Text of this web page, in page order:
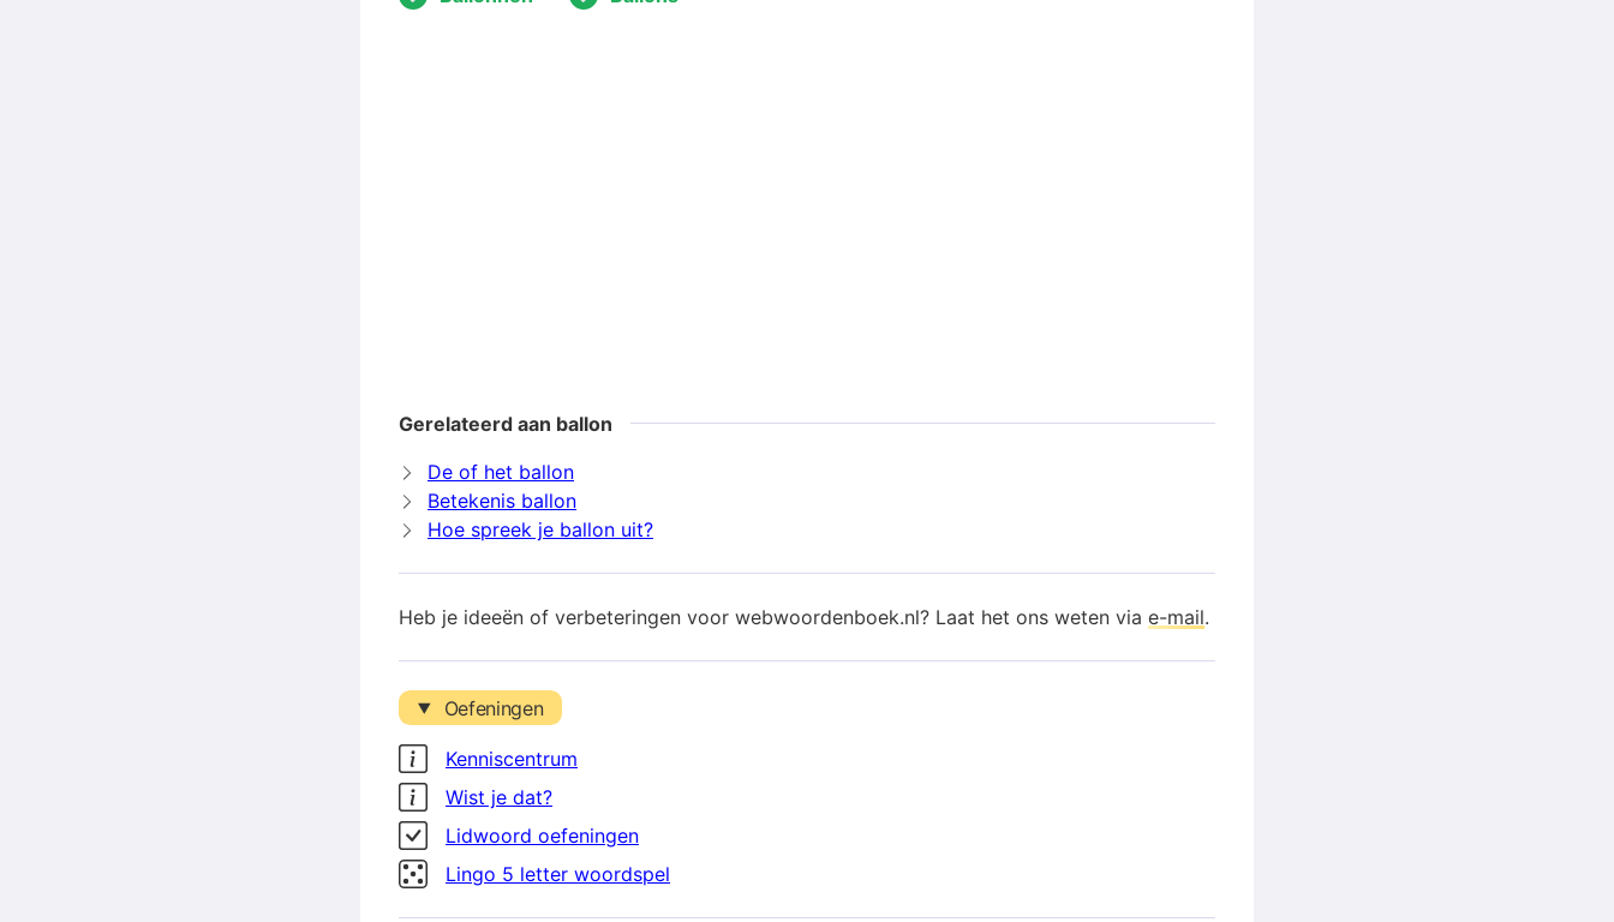
Gerelateerd aan ballon
De of het ballon
Betekenis ballon
Hoe spreek je ballon uit?
Heb je ideeën of verbeteringen voor webwoordenboek.nl? Laat het ons weten via e-mail.
Oefeningen
Kenniscentrum
Wist je dat?
Lidwoord oefeningen
Lingo 5 letter woordspel